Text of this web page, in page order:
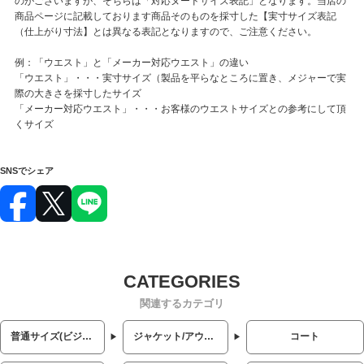
商品ページに記載しております商品そのものを採寸した【実寸サイズ表記
（仕上がり寸法】とは異なる表記となりますので、ご注意ください。
例：「ウエスト」と「メーカー対応ウエスト」の違い
「ウエスト」・・・実寸サイズ（製品を平らなところに置き、メジャーで実
際の大きさを採寸したサイズ
「メーカー対応ウエスト」・・・お客様のウエストサイズとの参考にして頂
くサイズ
SNSでシェア
関連するカテゴリ
普通サイズ(ビジネス・カジュアル) ジャケット/アウター コート